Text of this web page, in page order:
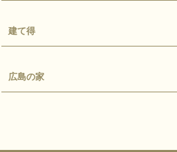
建て得
広島の家